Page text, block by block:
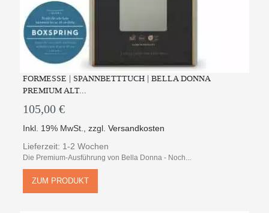
FORMESSE | SPANNBETTTUCH | BELLA DONNA
PREMIUM ALT...
105,00 €
Inkl. 19% MwSt.,zzgl.Versandkosten
Lieferzeit: 1-2 Wochen
Die Premium-Ausführung von Bella Donna - Noch...
ZUM PRODUKT